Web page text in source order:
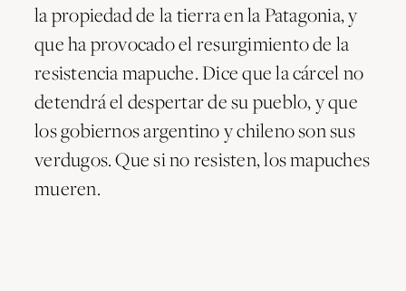
la propiedad de la tierra en la Patagonia, y
que ha provocado el resurgimiento de la
resistencia mapuche. Dice que la cárcel no
detendrá el despertar de su pueblo, y que
los gobiernos argentino y chileno son sus
verdugos. Que si no resisten, los mapuches
mueren.